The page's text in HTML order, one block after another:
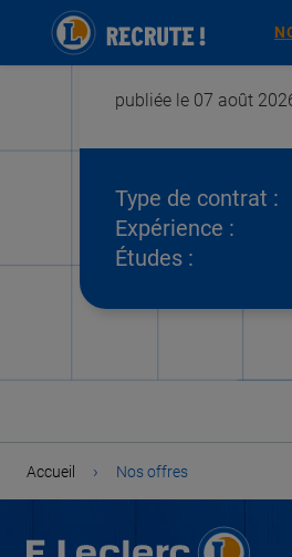
publiée le 07 août
Type de contrat :
Expérience :
Études :
Accueil › Nos offres